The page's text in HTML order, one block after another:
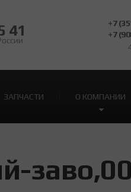
41
+7
+7
ЗАПЧАСТИ О КОМПАНИИ